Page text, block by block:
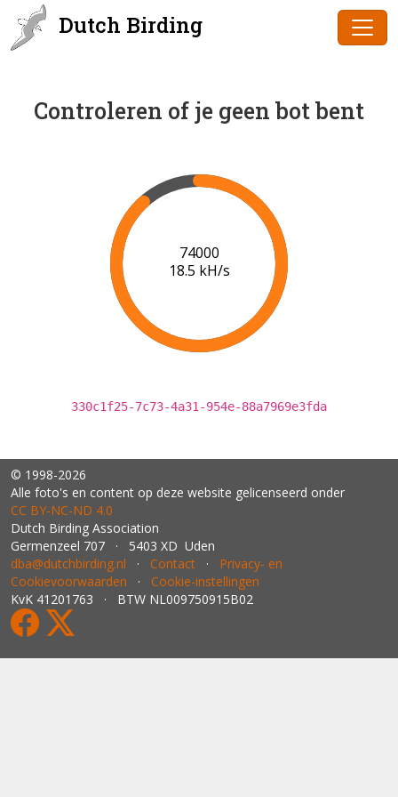
Dutch Birding
Controleren of je geen bot bent
76000
18.7 kH/s
330c1f25-7c73-4a31-954e-88a7969e3fda
© 1998-2026
Alle foto's en content op deze website gelicenseerd onder
CC BY‑NC‑ND 4.0
Dutch Birding Association
Germenzeel 707 · 5403 XD Uden
dba@dutchbirding.nl · Contact · Privacy- en
Cookievoorwaarden · Cookie-instellingen
KvK 41201763 · BTW NL009750915B02